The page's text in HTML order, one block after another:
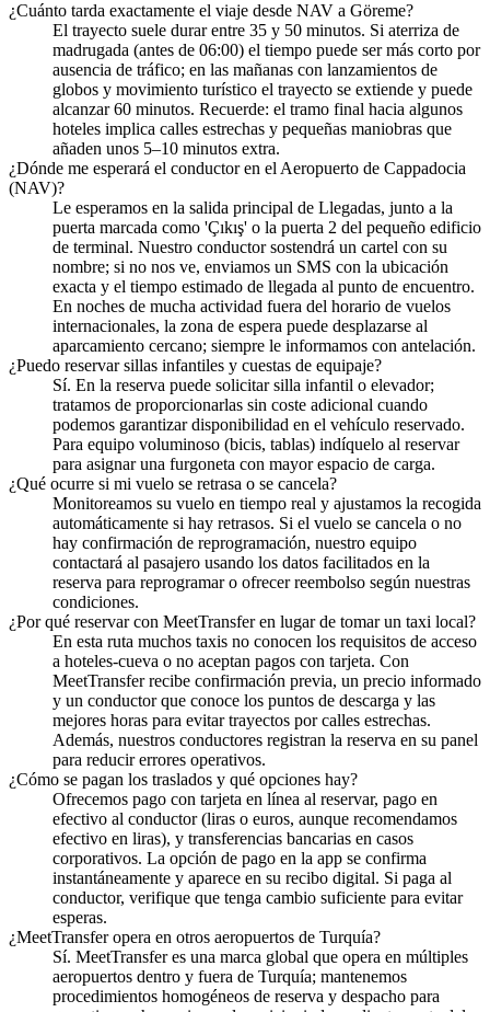
¿Cuánto tarda exactamente el viaje desde NAV a Göreme?
El trayecto suele durar entre 35 y 50 minutos. Si aterriza de
madrugada (antes de 06:00) el tiempo puede ser más corto por
ausencia de tráfico; en las mañanas con lanzamientos de
globos y movimiento turístico el trayecto se extiende y puede
alcanzar 60 minutos. Recuerde: el tramo final hacia algunos
hoteles implica calles estrechas y pequeñas maniobras que
añaden unos 5–10 minutos extra.
¿Dónde me esperará el conductor en el Aeropuerto de Cappadocia
(NAV)?
Le esperamos en la salida principal de Llegadas, junto a la
puerta marcada como 'Çıkış' o la puerta 2 del pequeño edificio
de terminal. Nuestro conductor sostendrá un cartel con su
nombre; si no nos ve, enviamos un SMS con la ubicación
exacta y el tiempo estimado de llegada al punto de encuentro.
En noches de mucha actividad fuera del horario de vuelos
internacionales, la zona de espera puede desplazarse al
aparcamiento cercano; siempre le informamos con antelación.
¿Puedo reservar sillas infantiles y cuestas de equipaje?
Sí. En la reserva puede solicitar silla infantil o elevador;
tratamos de proporcionarlas sin coste adicional cuando
podemos garantizar disponibilidad en el vehículo reservado.
Para equipo voluminoso (bicis, tablas) indíquelo al reservar
para asignar una furgoneta con mayor espacio de carga.
¿Qué ocurre si mi vuelo se retrasa o se cancela?
Monitoreamos su vuelo en tiempo real y ajustamos la recogida
automáticamente si hay retrasos. Si el vuelo se cancela o no
hay confirmación de reprogramación, nuestro equipo
contactará al pasajero usando los datos facilitados en la
reserva para reprogramar o ofrecer reembolso según nuestras
condiciones.
¿Por qué reservar con MeetTransfer en lugar de tomar un taxi local?
En esta ruta muchos taxis no conocen los requisitos de acceso
a hoteles-cueva o no aceptan pagos con tarjeta. Con
MeetTransfer recibe confirmación previa, un precio informado
y un conductor que conoce los puntos de descarga y las
mejores horas para evitar trayectos por calles estrechas.
Además, nuestros conductores registran la reserva en su panel
para reducir errores operativos.
¿Cómo se pagan los traslados y qué opciones hay?
Ofrecemos pago con tarjeta en línea al reservar, pago en
efectivo al conductor (liras o euros, aunque recomendamos
efectivo en liras), y transferencias bancarias en casos
corporativos. La opción de pago en la app se confirma
instantáneamente y aparece en su recibo digital. Si paga al
conductor, verifique que tenga cambio suficiente para evitar
esperas.
¿MeetTransfer opera en otros aeropuertos de Turquía?
Sí. MeetTransfer es una marca global que opera en múltiples
aeropuertos dentro y fuera de Turquía; mantenemos
procedimientos homogéneos de reserva y despacho para